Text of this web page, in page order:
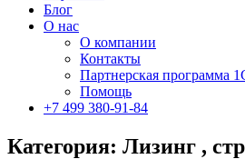
Блог
О нас
О компании
Контакты
Партнерская программа
Помощь
+7 499 380-91-84
Категория: Лизинг ,